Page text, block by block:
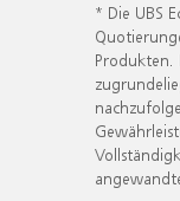
* Die UBS
Produkten.